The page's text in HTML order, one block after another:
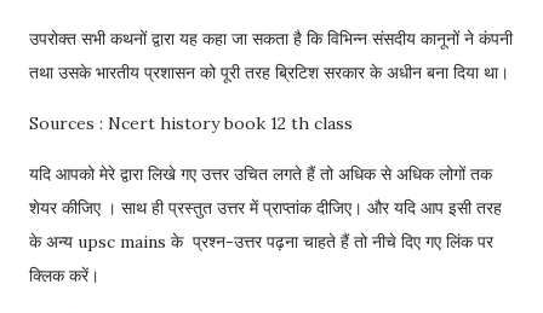
उपरोक्त सभी कथनों द्वारा यह कहा जा सकता है कि विभिन्न संसदीय कानूनों ने कंपनी
तथा उसके भारतीय प्रशासन को पूरी तरह ब्रिटिश सरकार के अधीन बना दिया था।
Sources : Ncert history book 12 th class
यदि आपको मेरे द्वारा लिखे गए उत्तर उचित लगते हैं तो अधिक से अधिक लोगों तक
शेयर कीजिए । साथ ही प्रस्तुत उत्तर में प्राप्तांक दीजिए। और यदि आप इसी तरह
के अन्य upsc mains के प्रश्न-उत्तर पढ़ना चाहते हैं तो नीचे दिए गए लिंक पर
क्लिक करें।